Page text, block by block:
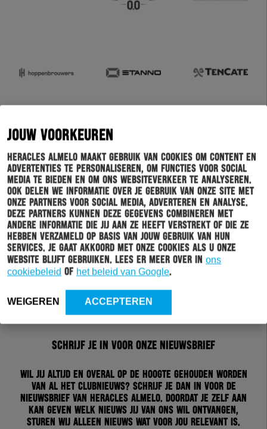
JOUW VOORKEUREN
Heracles Almelo maakt gebruik van cookies om content en
advertenties te personaliseren, om functies voor social
media te bieden en om ons websiteverkeer te analyseren.
Ook delen we informatie over je gebruik van onze site met
onze partners voor social media, adverteren en analyse.
Deze partners kunnen deze gegevens combineren met
andere informatie die jij aan ze heeft verstrekt of die ze
hebben verzameld op basis van jouw gebruik van hun
services. Je gaat akkoord met onze cookies als u onze
website blijft gebruiken. Lees er meer over in ons
cookiebeleid of het beleid van Google.
WEIGEREN ACCEPTEREN
Schrijf je in voor onze nieuwsbrief
Wil jij altijd en overal op de hoogte gehouden worden
van al het clubnieuws? Schrijf je dan in voor de
nieuwsbrief van Heracles Almelo. Doordat je zelf aan
kan geven welk nieuws jij van ons wil ontvangen,
sturen wij alleen nieuws wat voor jou relevant is.